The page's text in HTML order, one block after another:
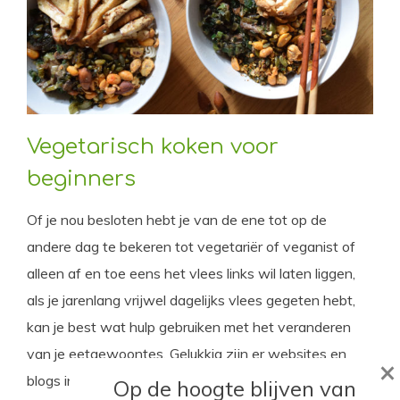
Vegetarisch koken voor
beginners
Of je nou besloten hebt je van de ene tot op de
andere dag te bekeren tot vegetariër of veganist of
alleen af en toe eens het vlees links wil laten liggen,
als je jarenlang vrijwel dagelijks vlees gegeten hebt,
kan je best wat hulp gebruiken met het veranderen
van je eetgewoontes. Gelukkig zijn er websites en
blogs in overvloed om je te motiveren en inspireren.
Op de hoogte blijven van
×